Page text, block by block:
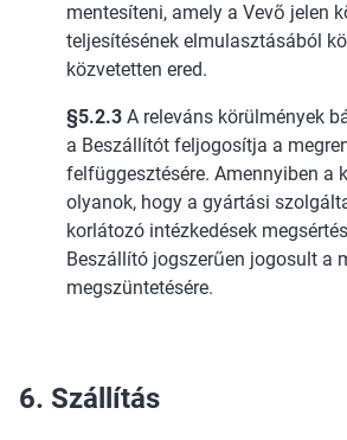
mentesíteni, amely a Vevő jelen
teljesítésének elmulasztásából
közvetetten ered.
§5.2.3 A releváns körülmények
a Beszállítót feljogosítja a
felfüggesztésére. Amennyiben a
olyanok, hogy a gyártási
korlátozó intézkedések
Beszállító jogszerűen jogosult a
megszüntetésére.
6. Szállítás